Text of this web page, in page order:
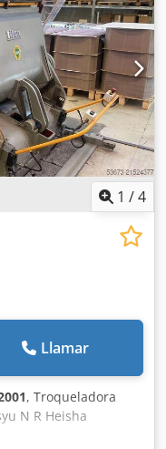
1 /4
Llamar
, Troqueladora
N R Heisha
cromada y